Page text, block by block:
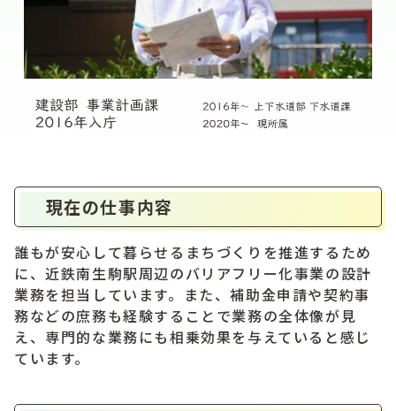
現在の仕事内容
誰もが安心して暮らせるまちづくりを推進するため
に、近鉄南生駒駅周辺のバリアフリー化事業の設計
業務を担当しています。また、補助金申請や契約事
務などの庶務も経験することで業務の全体像が見
え、専門的な業務にも相乗効果を与えていると感じ
ています。